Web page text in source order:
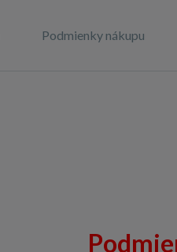
Podmienky nákupu